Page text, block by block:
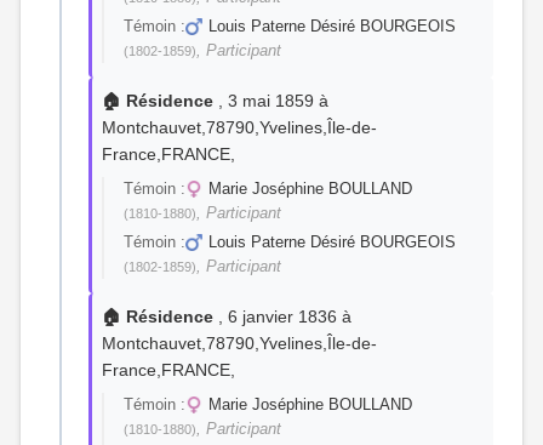
Témoin :
Louis Paterne Désiré BOURGEOIS
(1802-1859), Participant
🏠 Résidence , 3 mai 1859 à
Montchauvet,78790,Yvelines,Île-de-
France,FRANCE,
Témoin : Marie Joséphine BOULLAND
(1810-1880), Participant
Témoin :
Louis Paterne Désiré BOURGEOIS
(1802-1859), Participant
🏠 Résidence , 6 janvier 1836 à
Montchauvet,78790,Yvelines,Île-de-
France,FRANCE,
Témoin : Marie Joséphine BOULLAND
(1810-1880), Participant